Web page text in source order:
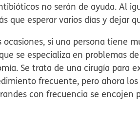
no serán de ayuda. Al
que esperar varios días y dejar
ocasiones, si una persona tiene
se especializa en problemas
Se trata de una cirugía para
frecuente, pero ahora
con frecuencia se encojen